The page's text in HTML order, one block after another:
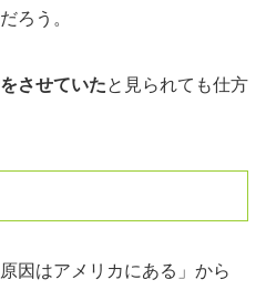
ろう。
させていたと見られても仕方
因はアメリカにある」から